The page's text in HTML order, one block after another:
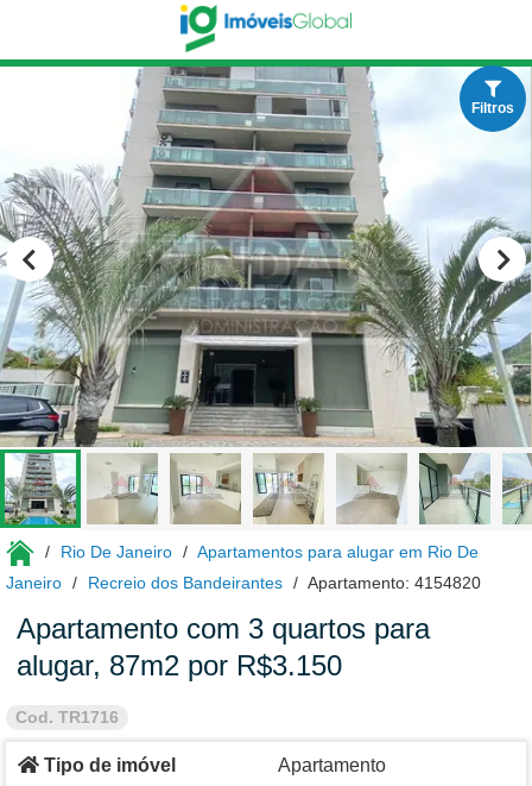
Rio De Janeiro
Apartamentos para alugar em Rio De
Janeiro
Recreio dos Bandeirantes Apartamento: 4154820
Apartamento com 3 quartos para
alugar, 87m2 por R$3.150
Cod. TR1716
Tipo de imóvel Apartamento
Filtros